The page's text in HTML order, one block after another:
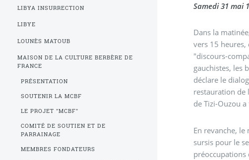
Samedi 31 mai
Dans la
vers 15 heures,
"discours-
gauchistes, les
déclare le dialogue "réouvert" mais sans apporter aucune preuve concrète de sa bonne volonté : ni libération de détenus, ni
restauration de
de Tizi-Ouzou
En revanche,
sursis pour le
préoccupations
LIBYA INSURRECTION
LIBYE
LOUNÈS MATOUB
MAISON DE LA CULTURE BERBÈRE DE
FRANCE
PRÉSENTATION
SOUTENIR LA MCBF
LE PROJET "MCBF"
COMITÉ DE SOUTIEN ET DE
PARRAINAGE
MEMBRES FONDATEURS